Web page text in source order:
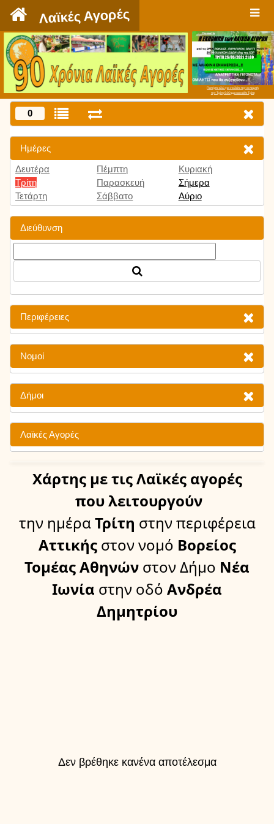
Λαϊκές Αγορές
Πατήστε εδώ για να δείτε την εκπομπή
την Τρίτη 9:00 μμ και κάθε Τρίτη
0
Ημέρες
Δευτέρα
Τρίτη
Τετάρτη
Πέμπτη
Παρασκευή
Σάββατο
Κυριακή
Σήμερα
Αύριο
Διεύθυνση
Περιφέρειες
Νομοί
Δήμοι
Λαϊκές Αγορές
Χάρτης με τις Λαϊκές αγορές
που λειτουργούν
την ημέραΤρίτη στην περιφέρεια
Αττικής στον νομό Βορείος
Τομέας Αθηνών στον Δήμο Νέα
Ιωνία στην οδό Ανδρέα
Δημητρίου
Δεν βρέθηκε κανένα αποτέλεσμα